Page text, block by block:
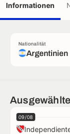
Informationen
Nationalität
Argentinien
09/08